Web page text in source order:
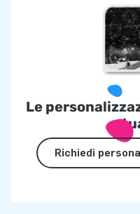
Le
Richiedi